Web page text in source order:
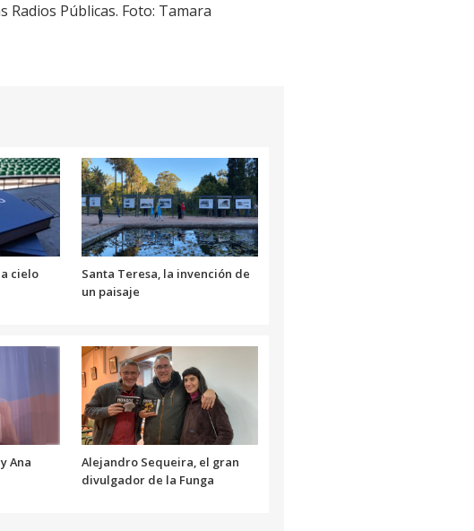
el
volumen.
Radios Públicas. Foto: Tamara
cielo
Santa Teresa, la invención de
un paisaje
Ana
Alejandro Sequeira, el gran
divulgador de la Funga